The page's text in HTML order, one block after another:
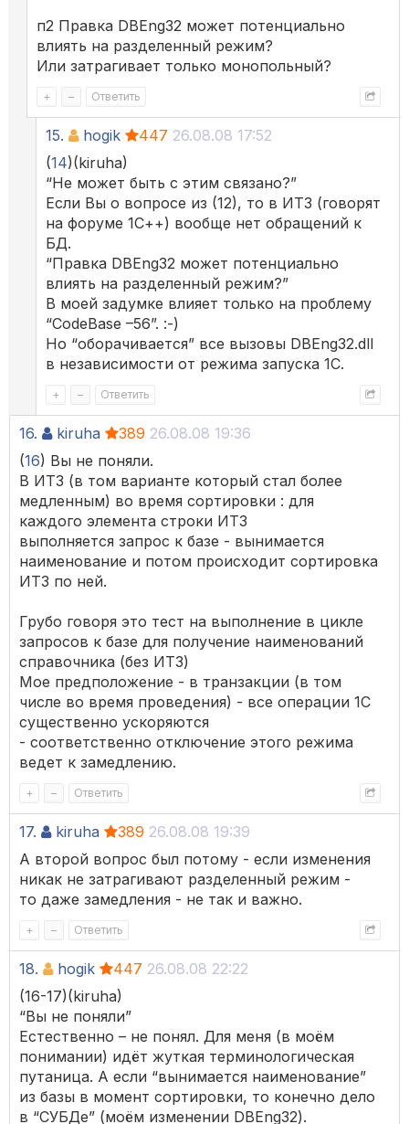
п2 Правка DBEng32 может потенциально
влиять на разделенный режим?
Или затрагивает только монопольный?
+ – Ответить
15. hogik 447 26.08.08 17:52
(14)(kiruha)
“Не может быть с этим связано?”
Если Вы о вопросе из (12), то в ИТЗ (говорят
на форуме 1С++) вообще нет обращений к
БД.
“Правка DBEng32 может потенциально
влиять на разделенный режим?”
В моей задумке влияет только на проблему
“CodeBase –56”. :-)
Но “оборачивается” все вызовы DBEng32.dll
в независимости от режима запуска 1С.
+ – Ответить
16. kiruha 389 26.08.08 19:36
(16) Вы не поняли.
В ИТЗ (в том варианте который стал более
медленным) во время сортировки : для
каждого элемента строки ИТЗ
выполняется запрос к базе - вынимается
наименование и потом происходит сортировка
ИТЗ по ней.
Грубо говоря это тест на выполнение в цикле
запросов к базе для получение наименований
справочника (без ИТЗ)
Мое предположение - в транзакции (в том
числе во время проведения) - все операции 1С
существенно ускоряются
- соответственно отключение этого режима
ведет к замедлению.
+ – Ответить
17. kiruha 389 26.08.08 19:39
А второй вопрос был потому - если изменения
никак не затрагивают разделенный режим -
то даже замедления - не так и важно.
+ – Ответить
18. hogik 447 26.08.08 22:22
(16-17)(kiruha)
“Вы не поняли”
Естественно – не понял. Для меня (в моём
понимании) идёт жуткая терминологическая
путаница. А если “вынимается наименование”
из базы в момент сортировки, то конечно дело
в “СУБДе” (моём изменении DBEng32).